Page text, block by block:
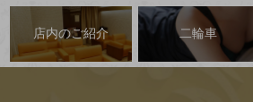
店内のご紹介 二輪車